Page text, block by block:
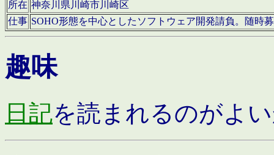
所在 神奈川県川崎市川崎区
仕事 SOHO形態を中心としたソフトウェア開発請負。随時
趣味
日記を読まれるのがよ